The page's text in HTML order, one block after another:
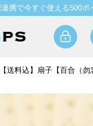
携で今すぐ使える500ポ
【送料込】扇子【百合（